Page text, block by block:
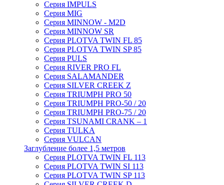
Серия IMPULS
Серия MIG
Серия MINNOW - M2D
Серия MINNOW SR
Серия PLOTVA TWIN FL 85
Серия PLOTVA TWIN SP 85
Серия PULS
Серия RIVER PRO FL
Серия SALAMANDER
Серия SILVER CREEK Z
Серия TRIUMPH PRO 50
Серия TRIUMPH PRO-50 / 20
Серия TRIUMPH PRO-75 / 20
Серия TSUNAMI CRANK – 1
Серия TULKA
Серия VULCAN
Заглубление более 1,5 метров
Серия PLOTVA TWIN FL 113
Серия PLOTVA TWIN SI 113
Серия PLOTVA TWIN SP 113